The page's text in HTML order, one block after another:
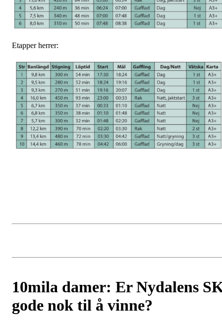
Etapper herrer:
10mila damer: Er Nydalens
gode nok til å vinne?